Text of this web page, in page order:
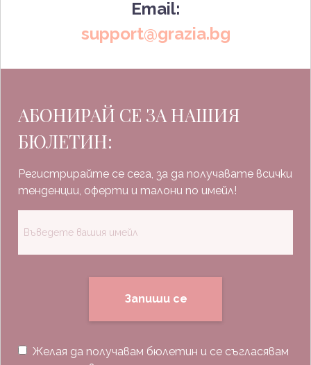
Email:
support@grazia.bg
АБОНИРАЙ СЕ ЗА НАШИЯ
БЮЛЕТИН:
Регистрирайте се сега, за да получавате всички
тенденции, оферти и талони по имейл!
Запиши се
Желая да получавам бюлетин и се съгласявам